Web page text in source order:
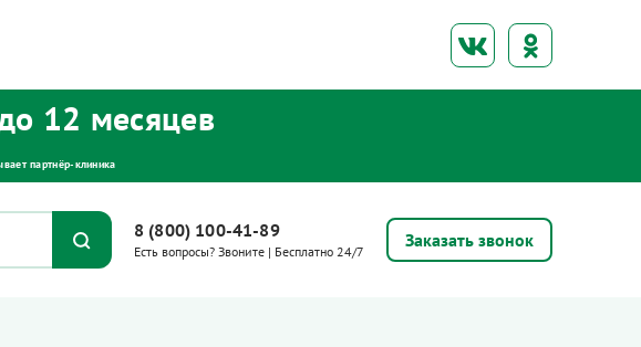
12 месяцев
партнёр‑клиника
8 (800) 100-41-89
Есть вопросы? Звоните | Бесплатно 24/7
Заказать звонок